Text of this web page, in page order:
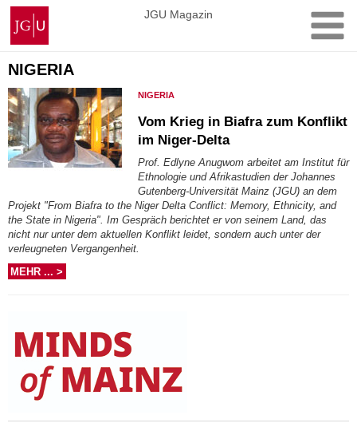
Zum
Inhalt
springen
Johannes
Gutenberg-
Universität
Mainz
JGU Magazin
NIGERIA
NIGERIA
Vom Krieg in Biafra zum Konflikt
im Niger-Delta
Prof. Edlyne Anugwom arbeitet am Institut für
Ethnologie und Afrikastudien der Johannes
Gutenberg-Universität Mainz (JGU) an dem
Projekt "From Biafra to the Niger Delta Conflict: Memory, Ethnicity, and
the State in Nigeria". Im Gespräch berichtet er von seinem Land, das
nicht nur unter dem aktuellen Konflikt leidet, sondern auch unter der
verleugneten Vergangenheit.
MEHR ... >